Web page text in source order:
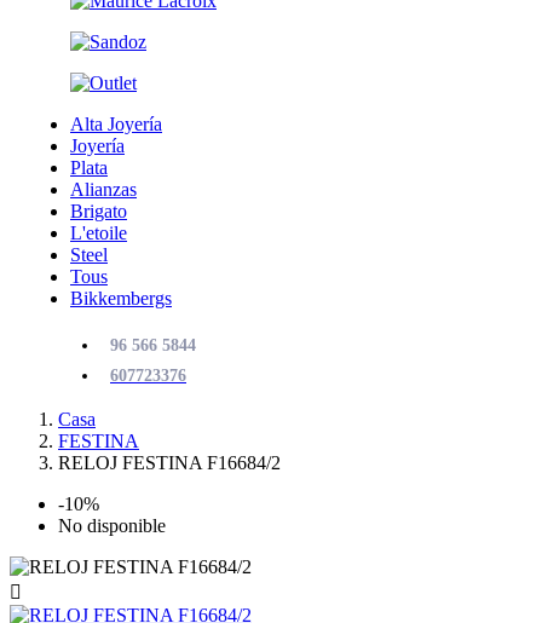
Alta Joyería
Joyería
Plata
Alianzas
Brigato
L'etoile
Steel
Tous
Bikkembergs
96 566 5844
607723376
Casa
FESTINA
RELOJ FESTINA F16684/2
-10%
No disponible
